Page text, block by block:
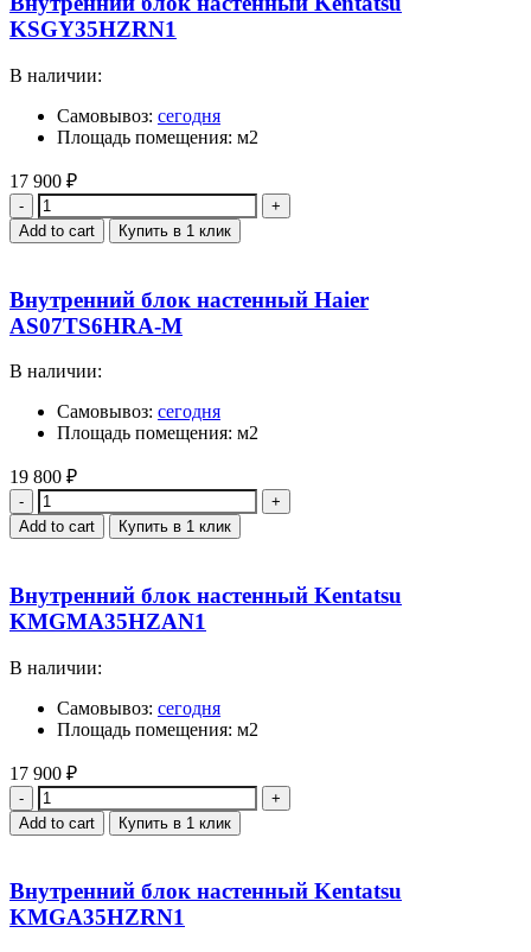
KSGY35HZRN1
В наличии:
Самовывоз: сегодня
Площадь помещения: м2
17 900 ₽
Quantity
Add to cart Купить в 1 клик
Внутренний блок настенный Haier
AS07TS6HRA-M
В наличии:
Самовывоз: сегодня
Площадь помещения: м2
19 800 ₽
Quantity
Add to cart Купить в 1 клик
Внутренний блок настенный Kentatsu
KMGMA35HZAN1
В наличии:
Самовывоз: сегодня
Площадь помещения: м2
17 900 ₽
Quantity
Add to cart Купить в 1 клик
Внутренний блок настенный Kentatsu
KMGA35HZRN1